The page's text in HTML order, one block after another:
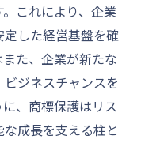
これにより、企業
した経営基盤を確
た、企業が新たな
ジネスチャンスを
、商標保護はリス
成長を支える柱と